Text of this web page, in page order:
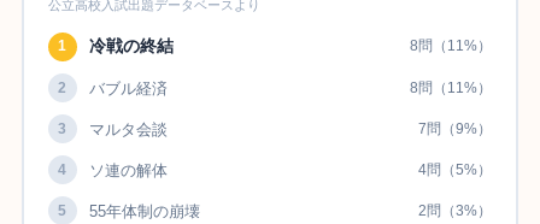
公立高校入試出題データベースより
1 冷戦の終結 8問（11%）
2 バブル経済 8問（11%）
3 マルタ会談 7問（9%）
4 ソ連の解体 4問（5%）
5 55年体制の崩壊 2問（3%）